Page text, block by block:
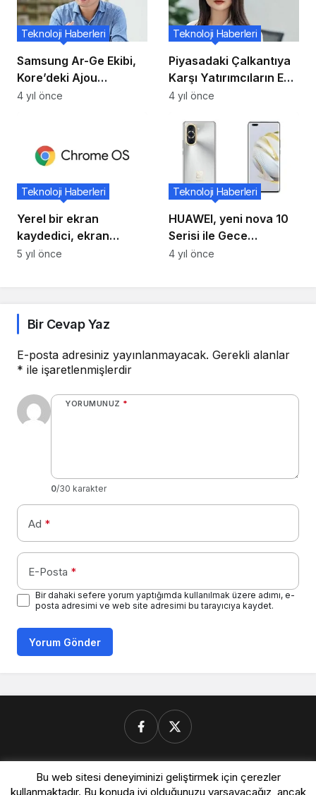
Samsung Ar-Ge Ekibi,
Kore’deki Ajou
Üniversitesi ile birlikte
Teknoloji Haberleri
4 yıl önce
Piyasadaki Çalkantıya
Karşı Yatırımcıların En
Güvenli Limanı
Borsaları
Teknoloji Haberleri
4 yıl önce
Yerel bir ekran
kaydedici, ekran
okuyucusu için yeni
Teknoloji Haberleri
5 yıl önce
HUAWEI, yeni nova 10
Serisi ile Gece
Fotoğrafçılığını yeniden
Teknoloji Haberleri
4 yıl önce
Bir Cevap Yaz
E-posta adresiniz yayınlanmayacak. Gerekli alanlar
* ile işaretlenmişlerdir
YORUMUNUZ *
0/30 karakter
Ad *
E-Posta *
Bir dahaki sefere yorum yaptığımda kullanılmak üzere adımı, e-
posta adresimi ve web site adresimi bu tarayıcıya kaydet.
Yorum Gönder
Donanimforum.com
Bu web sitesi deneyiminizi geliştirmek için çerezler
kullanmaktadır. Bu konuda iyi olduğunuzu varsayacağız, ancak